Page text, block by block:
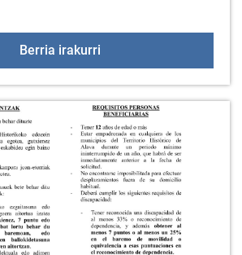
Berria irakurri